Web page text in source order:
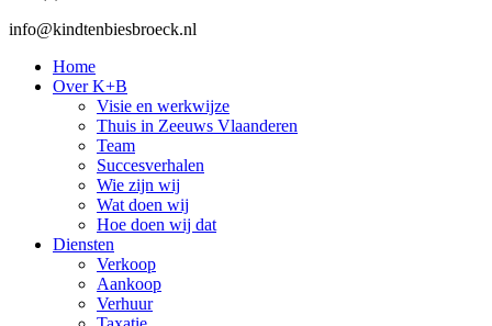
info@kindtenbiesbroeck.nl
Home
Over K+B
Visie en werkwijze
Thuis in Zeeuws Vlaanderen
Team
Succesverhalen
Wie zijn wij
Wat doen wij
Hoe doen wij dat
Diensten
Verkoop
Aankoop
Verhuur